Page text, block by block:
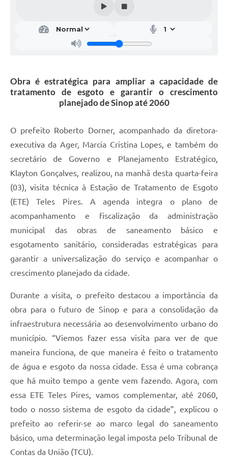
Obra é estratégica para ampliar a capacidade de
tratamento de esgoto e garantir o crescimento
planejado de Sinop até 2060
O prefeito Roberto Dorner, acompanhado da diretora-
executiva da Ager, Marcia Cristina Lopes, e também do
secretário de Governo e Planejamento Estratégico,
Klayton Gonçalves, realizou, na manhã desta quarta-feira
(03), visita técnica à Estação de Tratamento de Esgoto
(ETE) Teles Pires. A agenda integra o plano de
acompanhamento e fiscalização da administração
municipal das obras de saneamento básico e
esgotamento sanitário, consideradas estratégicas para
garantir a universalização do serviço e acompanhar o
crescimento planejado da cidade.
Durante a visita, o prefeito destacou a importância da
obra para o futuro de Sinop e para a consolidação da
infraestrutura necessária ao desenvolvimento urbano do
município. “Viemos fazer essa visita para ver de que
maneira funciona, de que maneira é feito o tratamento
de água e esgoto da nossa cidade. Essa é uma cobrança
que há muito tempo a gente vem fazendo. Agora, com
essa ETE Teles Pires, vamos complementar, até 2060,
todo o nosso sistema de esgoto da cidade”, explicou o
prefeito ao referir-se ao marco legal do saneamento
básico, uma determinação legal imposta pelo Tribunal de
Contas da União (TCU).